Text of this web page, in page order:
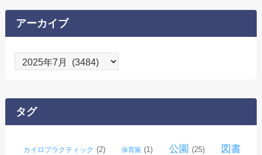
アーカイブ
ア
ー
ブ
タグ
カイロプラクティック (2) 保育園 (1) 公園 (25) 図書